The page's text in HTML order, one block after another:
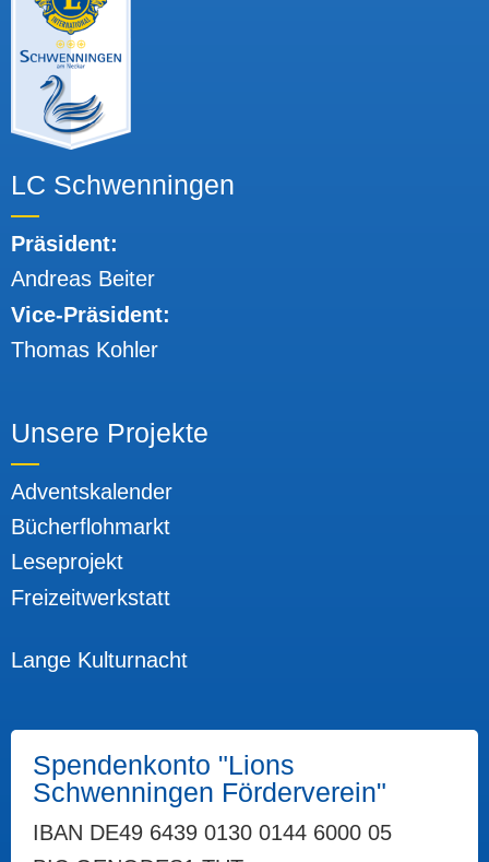
LC Schwenningen
Präsident:
Andreas Beiter
Vice-Präsident:
Thomas Kohler
Unsere Projekte
Adventskalender
Bücherflohmarkt
Leseprojekt
Freizeitwerkstatt
Lange Kulturnacht
Spendenkonto "Lions
Schwenningen Förderverein"
IBAN DE49 6439 0130 0144 6000 05